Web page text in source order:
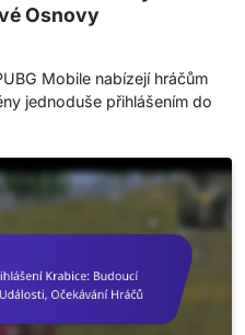
Osnovy
Mobile nabízejí hráčům
jednoduše přihlášením do